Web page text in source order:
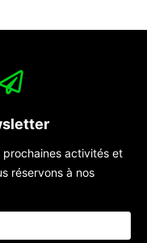
activités et
réservons à nos